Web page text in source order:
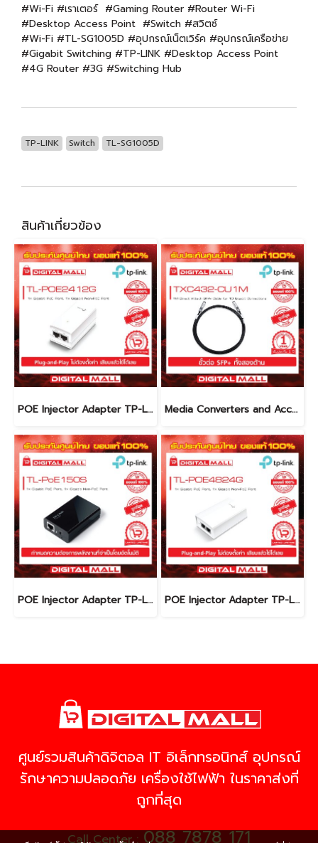
#Wi-Fi #เราเตอร์ #Gaming Router #Router Wi-Fi
#Desktop Access Point #Switch #สวิตซ์
#Wi-Fi #TL-SG1005D #อุปกรณ์เน็ตเวิร์ค #อุปกรณ์เครือข่าย
#Gigabit Switching #TP-LINK #Desktop Access Point
#4G Router #3G #Switching Hub
TP-LINK Switch TL-SG1005D
สินค้าเกี่ยวข้อง
POE Injector Adapter TP-LINK TL-POE2412G อุปกรณ์ขยายสัญญาณ POE รับประกันตลอดอายุการใช้งาน Media Converters and Accessories TP-LINK TXC432-CU1M สายต่อ SFP+ โดยตรง รับประกันตลอดอายุการใช้งาน
POE Injector Adapter TP-LINK TL-POE150S อุปกรณ์ขยายสัญญาณ POE รับประกันตลอดอายุการใช้งาน POE Injector Adapter TP-LINK TL-POE4824G อุปกรณ์ขยายสัญญาณ POE รับประกันตลอดอายุการใช้งาน
ศูนย์รวมสินค้าดิจิตอล IT อิเล็กทรอนิกส์ อุปกรณ์
รักษาความปลอดภัย เครื่องใช้ไฟฟ้า ในราคาส่งที่
ถูกที่สุด
Call Center : 088 7878 171